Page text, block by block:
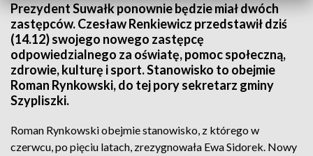
Prezydent Suwałk ponownie będzie miał dwóch
zastępców. Czesław Renkiewicz przedstawił dziś
(14.12) swojego nowego zastępcę
odpowiedzialnego za oświatę, pomoc społeczną,
zdrowie, kulturę i sport. Stanowisko to obejmie
Roman Rynkowski, do tej pory sekretarz gminy
Szypliszki.
Roman Rynkowski obejmie stanowisko, z którego w
czerwcu, po pięciu latach, zrezygnowała Ewa Sidorek. Nowy